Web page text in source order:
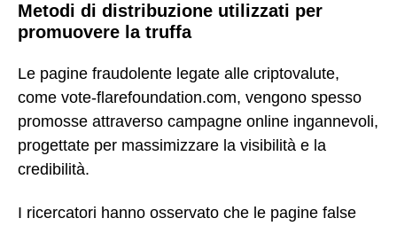
Metodi di distribuzione utilizzati per
promuovere la truffa
Le pagine fraudolente legate alle criptovalute,
come vote-flarefoundation.com, vengono spesso
promosse attraverso campagne online ingannevoli,
progettate per massimizzare la visibilità e la
credibilità.
I ricercatori hanno osservato che le pagine false